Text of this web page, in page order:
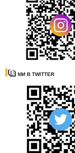
МИ В TWITTER